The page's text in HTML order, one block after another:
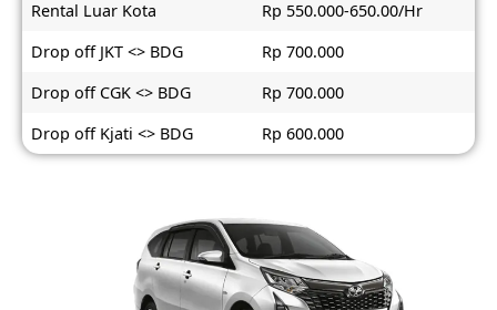
Rental Luar Kota
Rp 550.000-650.00/Hr
Drop off JKT <> BDG
Rp 700.000
Drop off CGK <> BDG
Rp 700.000
Drop off Kjati <> BDG
Rp 600.000